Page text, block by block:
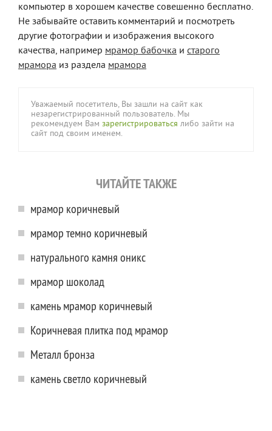
компьютер в хорошем качестве совешенно бесплатно.
Не забывайте оставить комментарий и посмотреть
другие фотографии и изображения высокого
качества, например мрамор бабочка и старого
мрамора из раздела мрамора
Уважаемый посетитель, Вы зашли на сайт как
незарегистрированный пользователь. Мы
рекомендуем Вам зарегистрироваться либо зайти на
сайт под своим именем.
ЧИТАЙТЕ ТАКЖЕ
мрамор коричневый
мрамор темно коричневый
натурального камня оникс
мрамор шоколад
камень мрамор коричневый
Коричневая плитка под мрамор
Металл бронза
камень светло коричневый